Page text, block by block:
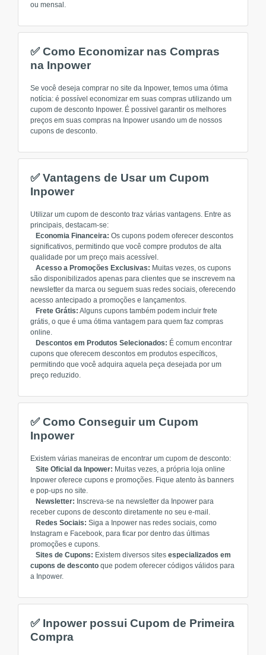
ou mensal.
✅ Como Economizar nas Compras
na Inpower
Se você deseja comprar no site da Inpower, temos uma ótima
notícia: é possível economizar em suas compras utilizando um
cupom de desconto Inpower. É possivel garantir os melhores
preços em suas compras na Inpower usando um de nossos
cupons de desconto.
✅ Vantagens de Usar um Cupom
Inpower
Utilizar um cupom de desconto traz várias vantagens. Entre as
principais, destacam-se:
Economia Financeira: Os cupons podem oferecer descontos
significativos, permitindo que você compre produtos de alta
qualidade por um preço mais acessível.
Acesso a Promoções Exclusivas: Muitas vezes, os cupons
são disponibilizados apenas para clientes que se inscrevem na
newsletter da marca ou seguem suas redes sociais, oferecendo
acesso antecipado a promoções e lançamentos.
Frete Grátis: Alguns cupons também podem incluir frete
grátis, o que é uma ótima vantagem para quem faz compras
online.
Descontos em Produtos Selecionados: É comum encontrar
cupons que oferecem descontos em produtos específicos,
permitindo que você adquira aquela peça desejada por um
preço reduzido.
✅ Como Conseguir um Cupom
Inpower
Existem várias maneiras de encontrar um cupom de desconto:
Site Oficial da Inpower: Muitas vezes, a própria loja online
Inpower oferece cupons e promoções. Fique atento às banners
e pop-ups no site.
Newsletter: Inscreva-se na newsletter da Inpower para
receber cupons de desconto diretamente no seu e-mail.
Redes Sociais: Siga a Inpower nas redes sociais, como
Instagram e Facebook, para ficar por dentro das últimas
promoções e cupons.
Sites de Cupons: Existem diversos sites especializados em
cupons de desconto que podem oferecer códigos válidos para
a Inpower.
✅ Inpower possui Cupom de Primeira
Compra